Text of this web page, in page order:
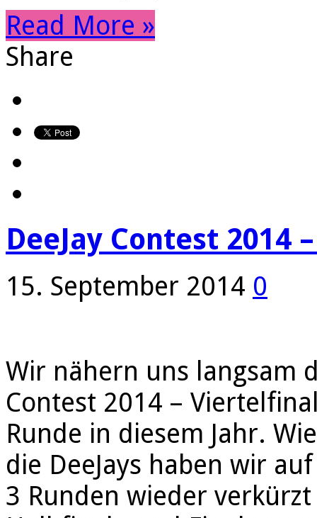
Read More »
Share
DeeJay Contest 2014
15. September 2014 0
Wir nähern uns langsam
Contest 2014 –
Runde in diesem Jahr.
die DeeJays haben wir
3 Runden wieder